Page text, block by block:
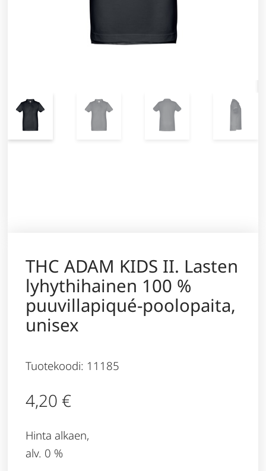
THC ADAM KIDS II. Lasten
lyhythihainen 100 %
puuvillapiqué-poolopaita,
unisex
Tuotekoodi: 11185
4,20 €
Hinta alkaen,
alv. 0 %